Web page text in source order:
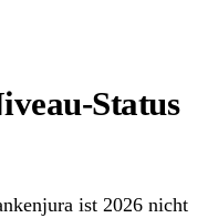
Status
ist 2026 nicht